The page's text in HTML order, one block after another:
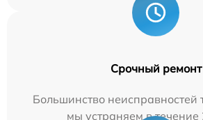
Срочный ремонт
Большинство неисправностей
мы устраняем в течение